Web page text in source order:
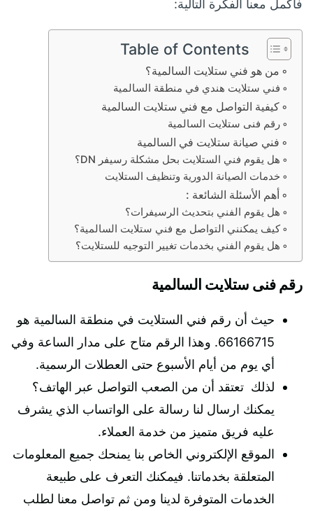
فأكمل معنا الفكرة التالية:
Table of Contents
من هو فني ستلايت السالمية؟
فني ستلايت هندي في منطقة السالمية
كيفية التواصل مع فني ستلايت السالمية
رقم فنى ستلايت السالمية
فني صيانة ستلايت في السالمية
هل يقوم فني الستلايت بحل مشكلة رسيفر DN؟
خدمات الصيانة الدورية وتنظيف الستلايت
أهم الأسئلة الشائعة :
هل يقوم الفني بتحديث الرسيفرات؟
كيف يمكنني التواصل مع فني ستلايت السالمية؟
هل يقوم الفني بخدمات تغيير التوجيه للستلايت؟
رقم فنى ستلايت السالمية
حيث أن رقم فني الستلايت في منطقة السالمية هو
66166715. وهذا الرقم متاح على مدار الساعة وفي
أي يوم من أيام الأسبوع حتى العطلات الرسمية.
لذلك تعتقد أن من الصعب التواصل عبر الهاتف؟
يمكنك ارسال لنا رسالة على الواتساب الذي يشرف
عليه فريق متميز من خدمة العملاء.
الموقع الإلكتروني الخاص بنا يمنحك جميع المعلومات
المتعلقة بخدماتنا. فيمكنك التعرف على طبيعة
الخدمات المتوفرة لدينا ومن ثم تواصل معنا لطلب